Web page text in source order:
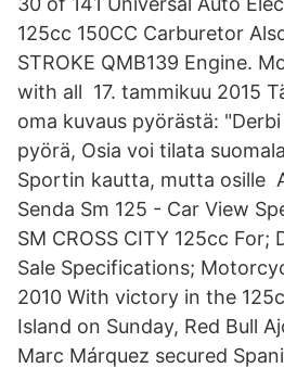
125cc 150CC Carburetor
STROKE QMB139 Engine.
with all 17. tammikuu 2015
oma kuvaus pyörästä:
pyörä, Osia voi tilata
Sportin kautta, mutta osille
Senda Sm 125 - Car View
SM CROSS CITY 125cc For;
Sale Specifications;
2010 With victory in the
Island on Sunday, Red Bull
Marc Márquez secured